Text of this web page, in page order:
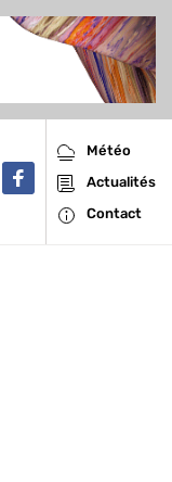
Météo
Actualités
Contact